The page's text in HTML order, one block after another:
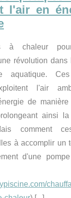
l'air en
à chaleur
révolution dans
aquatique.
l'air
de
ainsi
comment
à accomplir un
d'une